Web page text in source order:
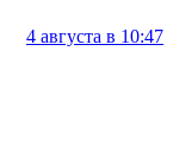
4 августа в 10:47